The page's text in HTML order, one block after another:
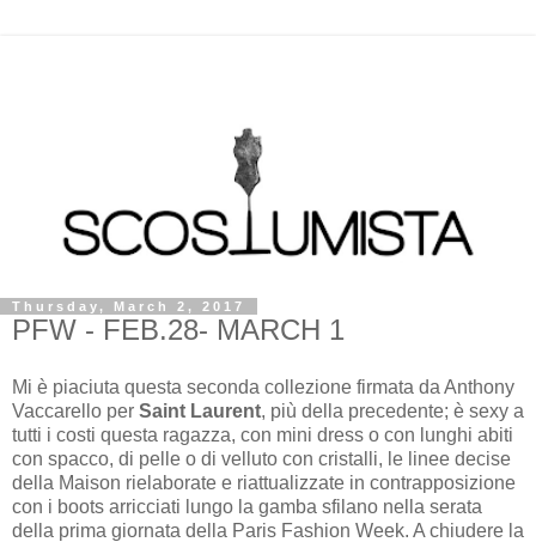
Thursday, March 2, 2017
PFW - FEB.28- MARCH 1
Mi è piaciuta questa seconda collezione firmata da Anthony
Vaccarello per Saint Laurent, più della precedente; è sexy a
tutti i costi questa ragazza, con mini dress o con lunghi abiti
con spacco, di pelle o di velluto con cristalli, le linee decise
della Maison rielaborate e riattualizzate in contrapposizione
con i boots arricciati lungo la gamba sfilano nella serata
della prima giornata della Paris Fashion Week. A chiudere la